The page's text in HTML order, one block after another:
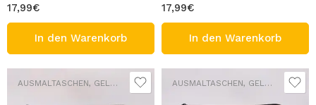
17,99€
In den Warenkorb
17,99€
In den Warenkorb
AUSMALTASCHEN, GELDBÖRSEN SCHULTASCHEN
AUSMALTASCHEN, GELDBÖRSEN